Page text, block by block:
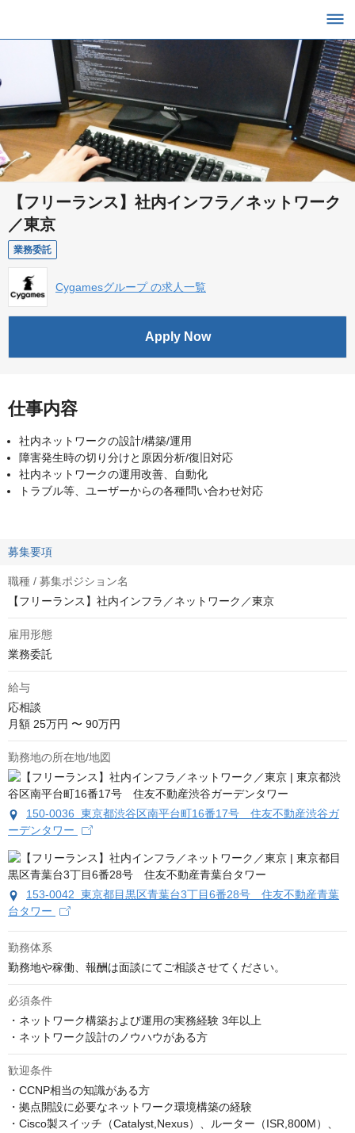
【フリーランス】社内インフラ／ネットワーク
／東京
業務委託
Cygamesグループ の求人一覧
Apply Now
仕事内容
社内ネットワークの設計/構築/運用
障害発生時の切り分けと原因分析/復旧対応
社内ネットワークの運用改善、自動化
トラブル等、ユーザーからの各種問い合わせ対応
募集要項
職種 / 募集ポジション名
【フリーランス】社内インフラ／ネットワーク／東京
雇用形態
業務委託
給与
応相談
月額 25万円 〜 90万円
勤務地の所在地/地図
150-0036 東京都渋谷区南平台町16番17号 住友不動産渋谷ガ
ーデンタワー
153-0042 東京都目黒区青葉台3丁目6番28号 住友不動産青葉
台タワー
勤務体系
勤務地や稼働、報酬は面談にてご相談させてください。
必須条件
・ネットワーク構築および運用の実務経験 3年以上
・ネットワーク設計のノウハウがある方
歓迎条件
・CCNP相当の知識がある方
・拠点開設に必要なネットワーク環境構築の経験
・Cisco製スイッチ（Catalyst,Nexus）、ルーター（ISR,800M）、